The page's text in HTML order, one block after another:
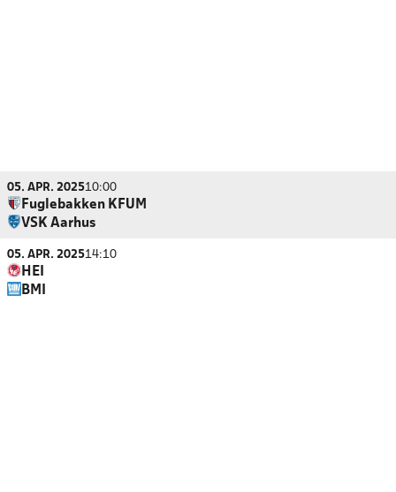
05. APR. 202510:00
Fuglebakken KFUM
VSK Aarhus
05. APR. 202514:10
HEI
BMI